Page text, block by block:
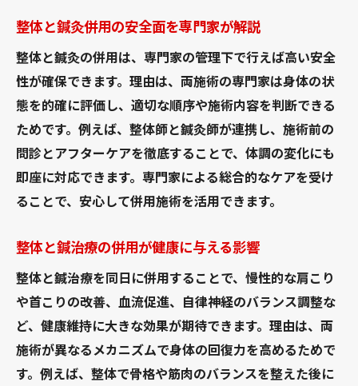
整体と鍼治療の安全性を見極めるポイント
整体鍼灸の併用時に確認すべき注意点
整体と鍼灸院選びで重要なチェック項目
整体鍼灸の併用における安心材料と判断
整体と鍼灸併用の疑問を本記事で徹底解消
整体鍼灸併用のよくある疑問を徹底解説
整体と鍼治療併用の不安や悩みを解消
整体鍼灸の併用に関する情報を総まとめ
整体と鍼灸併用の疑問点を本記事で解決
整体鍼灸を併用する際の疑問や注意点
整体と鍼灸併用の安全面を専門家が解説
整体と鍼灸の併用は、専門家の管理下で行えば高い安全
性が確保できます。理由は、両施術の専門家は身体の状
態を的確に評価し、適切な順序や施術内容を判断できる
ためです。例えば、整体師と鍼灸師が連携し、施術前の
問診とアフターケアを徹底することで、体調の変化にも
即座に対応できます。専門家による総合的なケアを受け
ることで、安心して併用施術を活用できます。
整体と鍼治療の併用が健康に与える影響
整体と鍼治療を同日に併用することで、慢性的な肩こり
や首こりの改善、血流促進、自律神経のバランス調整な
ど、健康維持に大きな効果が期待できます。理由は、両
施術が異なるメカニズムで身体の回復力を高めるためで
す。例えば、整体で骨格や筋肉のバランスを整えた後に